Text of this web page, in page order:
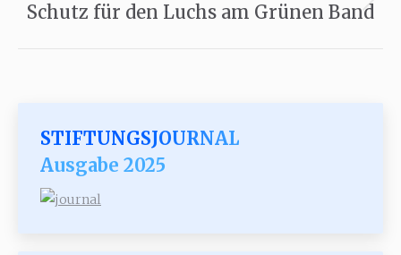
Nächster
Schutz für den Luchs am Grünen Band
STIFTUNGSJOURNAL
Ausgabe 2025